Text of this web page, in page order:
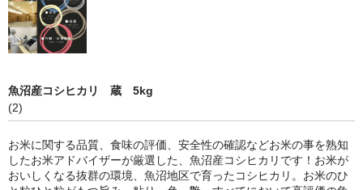
カート
会員ページ
お問い合わせ
魚沼産コシヒカリ 蔵 5kg
(2)
お米に関する品質、食味の評価、安全性の確認などお米の事を熟知
したお米アドバイザーが厳選した、魚沼産コシヒカリです！お米が
おいしくなる抜群の環境、魚沼地区で育ったコシヒカリ。お米のひ